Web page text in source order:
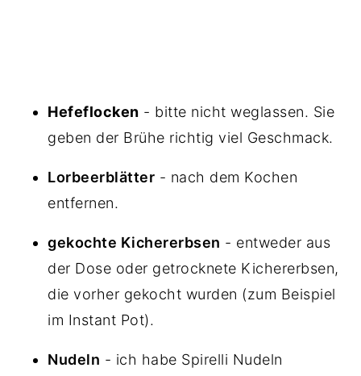
Hefeflocken - bitte nicht weglassen. Sie
geben der Brühe richtig viel Geschmack.
Lorbeerblätter - nach dem Kochen
entfernen.
gekochte Kichererbsen - entweder aus
der Dose oder getrocknete Kichererbsen,
die vorher gekocht wurden (zum Beispiel
im Instant Pot).
Nudeln - ich habe Spirelli Nudeln